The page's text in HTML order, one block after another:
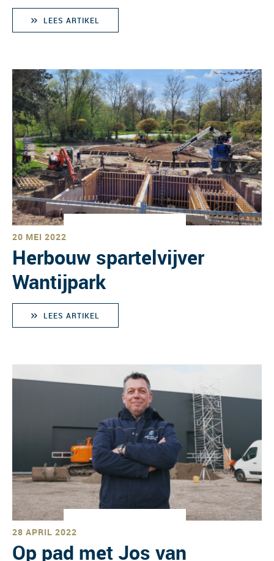
LEES ARTIKEL
20 MEI 2022
Herbouw spartelvijver
Wantijpark
LEES ARTIKEL
28 APRIL 2022
Op pad met Jos van